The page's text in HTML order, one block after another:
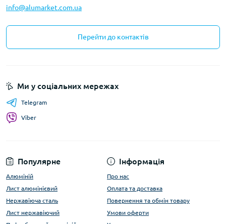
info@alumarket.com.ua
Перейти до контактів
Популярне
Алюміній
Лист алюмінієвий
Нержавіюча сталь
Лист нержавіючий
Інформація
Про нас
Оплата та доставка
Повернення та обмін товару
Умови оферти
Ми у соціальних мережах
Telegram
Viber